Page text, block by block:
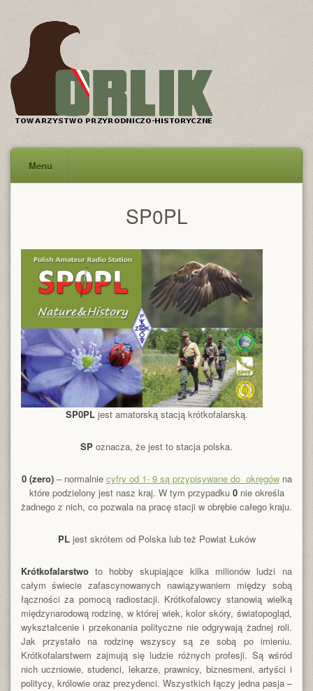
Menu
SP0PL
SP0PLjest amatorską stacją krótkofalarską.
SP oznacza, że jest to stacja polska.
0 (zero)– normalnie cyfry od 1- 9 są przypisywane do okręgówna
które podzielony jest nasz kraj. W tym przypadku 0nie określa
żadnego z nich, co pozwala na pracę stacji w obrębie całego kraju.
PLjest skrótem od Polska lub też Powiat Łuków
Krótkofalarstwoto hobby skupiające kilka milionów ludzi na
całym świecie zafascynowanych nawiązywaniem między sobą
łączności za pomocą radiostacji. Krótkofalowcy stanowią wielką
międzynarodową rodzinę, w której wiek, kolor skóry, światopogląd,
wykształcenie i przekonania polityczne nie odgrywają żadnej roli.
Jak przystało na rodzinę wszyscy są ze sobą po imieniu.
Krótkofalarstwem zajmują się ludzie różnych profesji. Są wśród
nich uczniowie, studenci, lekarze, prawnicy, biznesmeni, artyści i
politycy, królowie oraz prezydenci. Wszystkich łączy jedna pasja –